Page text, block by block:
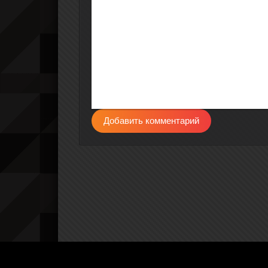
Добавить комментарий